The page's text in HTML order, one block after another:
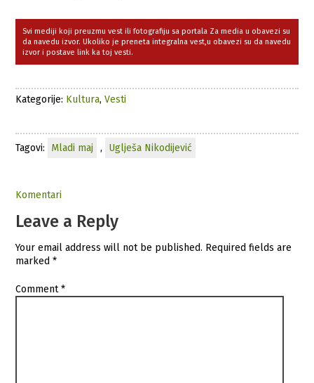
Svi mediji koji preuzmu vest ili fotografiju sa portala Za media u obavezi su
da navedu izvor. Ukoliko je preneta integralna vest,u obavezi su da navedu
izvor i postave link ka toj vesti.
Kategorije: Kultura,Vesti
Tagovi: Mladi maj , Uglješa Nikodijević
Komentari
Leave a Reply
Your email address will not be published. Required fields are
marked*
Comment*